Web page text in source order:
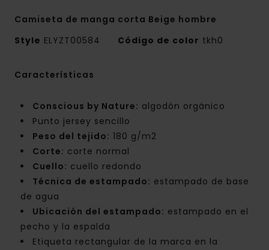
Camiseta de manga corta Beige hombre
Style ELYZT00584 Código de color tkh0
Características
Conscious by Nature: algodón orgánico
Punto jersey sencillo
Peso del tejido: 180 g/m2
Corte: corte normal
Cuello: cuello redondo
Técnica de estampado: estampado de base
de agua
Ubicación del estampado: estampado en el
pecho y la espalda
Etiqueta rectangular de la marca en la